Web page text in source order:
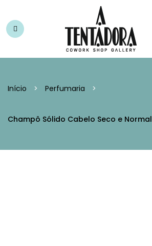
Início > Perfumaria >
Champô Sólido Cabelo Seco e Normal